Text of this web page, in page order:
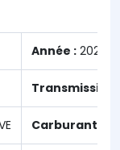
Année : 2023
Transmission :
Carburant :